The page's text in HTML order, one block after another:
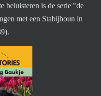
beluisteren is de serie "de
met een Stabijhoun in